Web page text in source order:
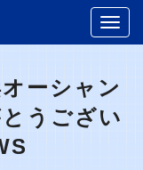
ーシャン
うござい